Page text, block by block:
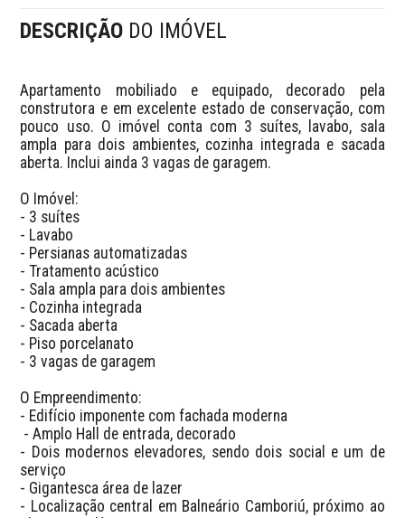
DESCRIÇÃO DO IMÓVEL
Apartamento mobiliado e equipado, decorado pela
construtora e em excelente estado de conservação, com
pouco uso. O imóvel conta com 3 suítes, lavabo, sala
ampla para dois ambientes, cozinha integrada e sacada
aberta. Inclui ainda 3 vagas de garagem.
O Imóvel:
- 3 suítes
- Lavabo
- Persianas automatizadas
- Tratamento acústico
- Sala ampla para dois ambientes
- Cozinha integrada
- Sacada aberta
- Piso porcelanato
- 3 vagas de garagem
O Empreendimento:
- Edifício imponente com fachada moderna
- Dois modernos elevadores, sendo dois social e um de
serviço
- Gigantesca área de lazer
- Localização central em Balneário Camboriú, próximo ao